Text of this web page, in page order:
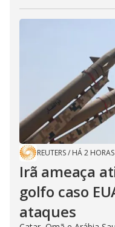
REUTERS/ HÁ 2 HORAS
Irã ameaça
golfo caso
ataques